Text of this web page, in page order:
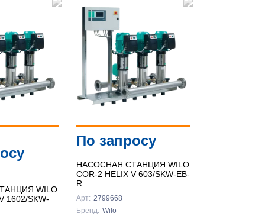
WILO
1602/SKW-
По запросу
НАСОСНАЯ СТАНЦИЯ WILO
COR-2 HELIX V 603/SKW-EB-
R
Арт: 2799668
Бренд: Wilo